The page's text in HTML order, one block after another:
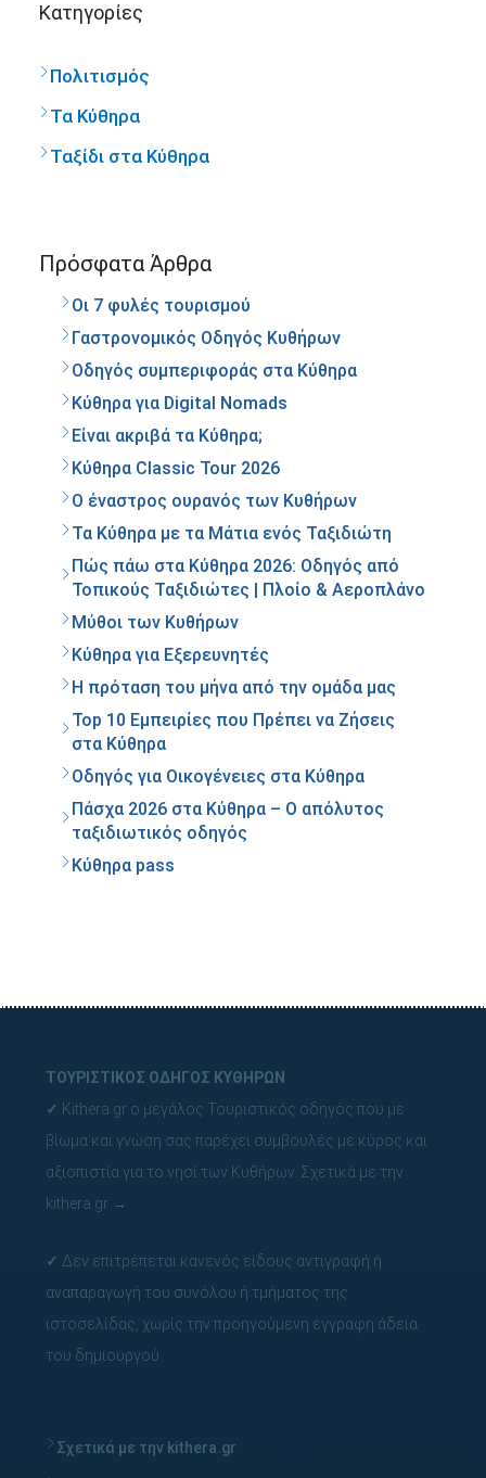
Kατηγορίες
Πολιτισμός
Τα Κύθηρα
Ταξίδι στα Κύθηρα
Πρόσφατα Άρθρα
Οι 7 φυλές τουρισμού
Γαστρονομικός Οδηγός Κυθήρων
Οδηγός συμπεριφοράς στα Κύθηρα
Κύθηρα για Digital Nomads
Είναι ακριβά τα Κύθηρα;
Κύθηρα Classic Tour 2026
Ο έναστρος ουρανός των Κυθήρων
Τα Κύθηρα με τα Μάτια ενός Ταξιδιώτη
Πώς πάω στα Κύθηρα 2026: Οδηγός από
Τοπικούς Ταξιδιώτες | Πλοίο & Αεροπλάνο
Μύθοι των Κυθήρων
Κύθηρα για Εξερευνητές
Η πρόταση του μήνα από την ομάδα μας
Top 10 Εμπειρίες που Πρέπει να Ζήσεις
στα Κύθηρα
Οδηγός για Οικογένειες στα Κύθηρα
Πάσχα 2026 στα Κύθηρα – Ο απόλυτος
ταξιδιωτικός οδηγός
Κύθηρα pass
ΤΟΥΡΙΣΤΙΚΟΣ ΟΔΗΓΟΣ ΚΥΘΗΡΩΝ
✓ Kithera.gr ο μεγάλος Τουριστικός οδηγός που με
βίωμα και γνώση σας παρέχει συμβουλές με κύρος και
αξιοπιστία για το νησί των Κυθήρων. Σχετικά με την
kithera.gr →
✓ Δεν επιτρέπεται κανενός είδους αντιγραφή ή
αναπαραγωγή του συνόλου ή τμήματος της
ιστοσελίδας, χωρίς την προηγούμενη έγγραφη άδεια
του δημιουργού.
Σχετικά με την kithera.gr